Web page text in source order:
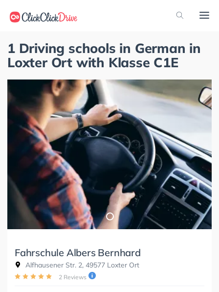
1 Driving schools in German in
Loxter Ort with Klasse C1E
Fahrschule Albers Bernhard
Alfhausener Str. 2, 49577 Loxter Ort
2 Reviews